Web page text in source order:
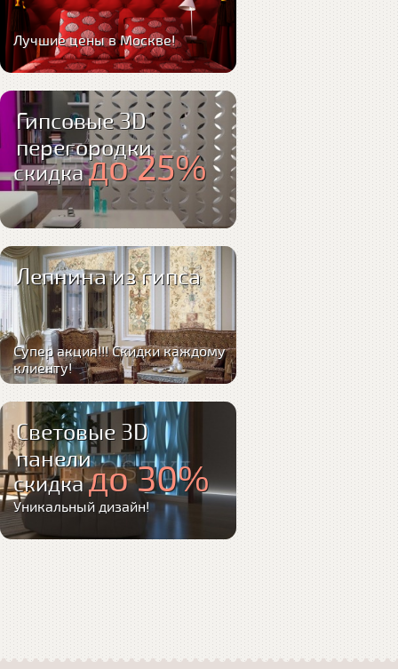
Лучшие цены в Москве!
Гипсовые 3D
перегородки
скидкадо 25%
Лепнина из гипса
Супер акция!!! Скидки каждому
клиенту!
Световые 3D
панели
скидкадо 30%
Уникальный дизайн!